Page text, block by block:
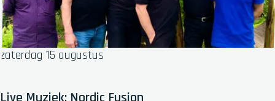
s
c
h
D
zaterdag 15 augustus